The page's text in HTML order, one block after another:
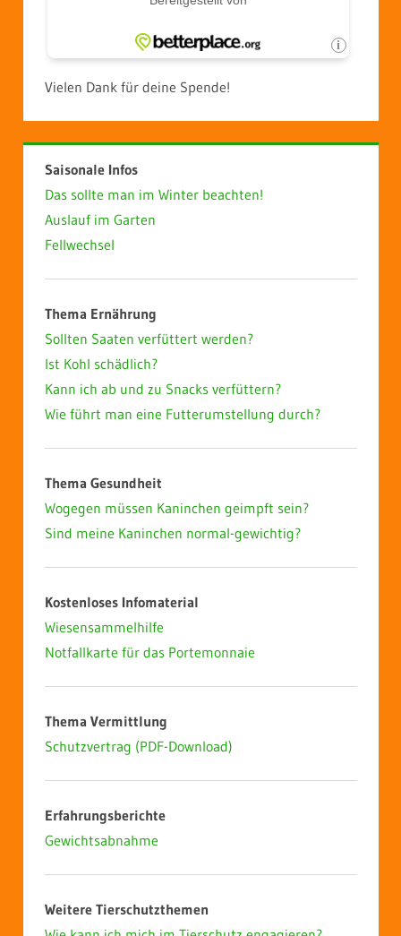
Vielen Dank für deine Spende!
Saisonale Infos
Das sollte man im Winter beachten!
Auslauf im Garten
Fellwechsel
Thema Ernährung
Sollten Saaten verfüttert werden?
Ist Kohl schädlich?
Kann ich ab und zu Snacks verfüttern?
Wie führt man eine Futterumstellung durch?
Thema Gesundheit
Wogegen müssen Kaninchen geimpft sein?
Sind meine Kaninchen normal-gewichtig?
Kostenloses Infomaterial
Wiesensammelhilfe
Notfallkarte für das Portemonnaie
Thema Vermittlung
Schutzvertrag (PDF-Download)
Erfahrungsberichte
Gewichtsabnahme
Weitere Tierschutzthemen